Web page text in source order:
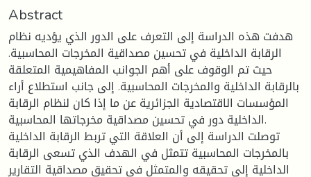
Abstract
هدفت هذه الدراسة إلى التعرف على الدور الذي يؤديه نظام
الرقابة الداخلية في تحسين مصداقية المخرجات المحاسبية.
حيث تم الوقوف على أهم الجوانب المفاهيمية المتعلقة
بالرقابة الداخلية والمخرجات المحاسبية. إلى جانب استطلاع أراء
المؤسسات الاقتصادية الجزائرية عن ما إذا كان لنظام الرقابة
الداخلية دور في تحسين مصداقية مخرجاتها المحاسبية.
توصلت الدراسة إلى أن العلاقة التي تربط الرقابة الداخلية
بالمخرجات المحاسبية تتمثل في الهدف الذي تسعى الرقابة
الداخلية إلى تحقيقه والمتمثل في تحقيق مصداقية التقارير